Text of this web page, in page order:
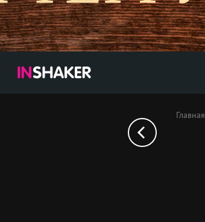
Главная